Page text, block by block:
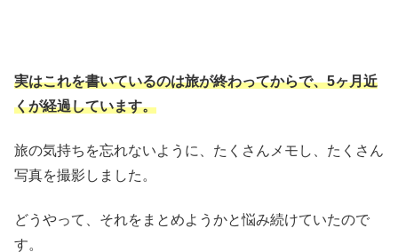
実はこれを書いているのは旅が終わってからで、5ヶ月近
くが経過しています。
旅の気持ちを忘れないように、たくさんメモし、たくさん
写真を撮影しました。
どうやって、それをまとめようかと悩み続けていたので
す。